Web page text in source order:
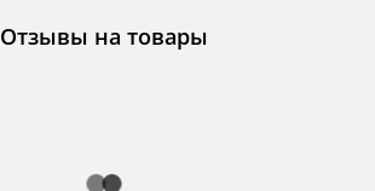
Отзывы на товары